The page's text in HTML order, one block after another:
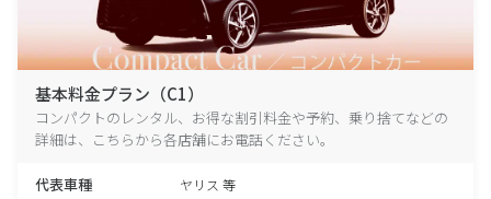
基本料金プラン（C1）
コンパクトのレンタル、お得な割引料金や予約、乗り捨てなどの
詳細は、こちらから各店舗にお電話ください。
代表車種 ヤリス 等